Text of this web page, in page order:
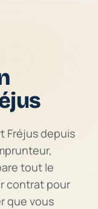
Fréjus depuis
tout le
contrat pour
que vous